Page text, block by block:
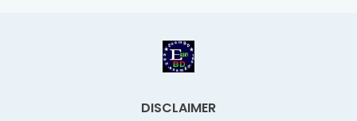
DISCLAIMER